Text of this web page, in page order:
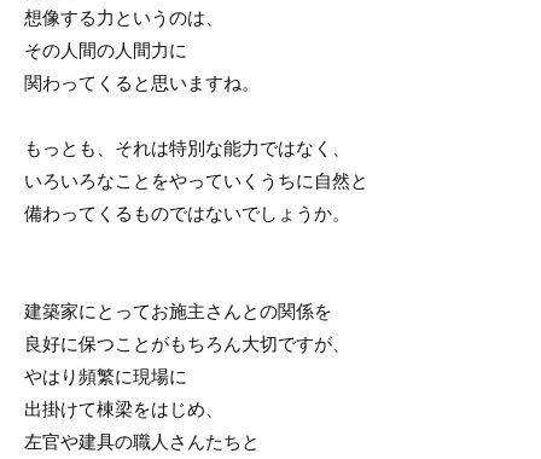
想像する力というのは、
その人間の人間力に
関わってくると思いますね。
もっとも、それは特別な能力ではなく、
いろいろなことをやっていくうちに自然と
備わってくるものではないでしょうか。
建築家にとってお施主さんとの関係を
良好に保つことがもちろん大切ですが、
やはり頻繁に現場に
出掛けて棟梁をはじめ、
左官や建具の職人さんたちと